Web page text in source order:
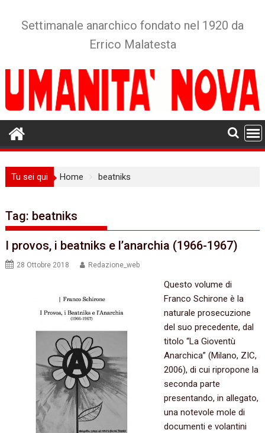
Settimanale anarchico fondato nel 1920 da
Errico Malatesta
Tu sei qui Home beatniks
Tag: beatniks
I provos, i beatniks e l’anarchia (1966-1967)
28 Ottobre 2018 Redazione_web
Questo volume di
Franco Schirone è la
naturale prosecuzione
del suo precedente, dal
titolo “La Gioventù
Anarchica” (Milano, ZIC,
2006), di cui ripropone la
seconda parte
presentando, in allegato,
una notevole mole di
documenti e volantini